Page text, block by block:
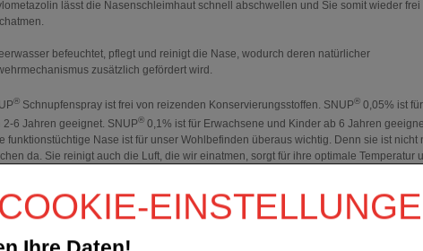
COOKIE-
lässt die Nasenschleimhaut schnell abschwellen und Sie somit wieder frei
befeuchtet, pflegt und reinigt die Nase, wodurch deren natürlicher
zusätzlich gefördert wird.
® Schnupfenspray ist frei von reizenden Konservierungsstoffen. SNUP® 0,05% ist
2-6 Jahren geeignet. SNUP® 0,1% ist für Erwachsene und Kinder ab 6 Jahren
funktionstüchtige Nase ist für unser Wohlbefinden überaus wichtig. Denn sie ist nicht
da. Sie reinigt auch die Luft, die wir einatmen, sorgt für ihre optimale Temperatur
das vielen Belastungen ausgesetzt ist. Nicht nur durch Allergien auslösende Stoffe,
auch durch zu trockene Luft, u. a. durch Klimaanlagen und übermäßiges Heizen.
weit über 200 Schnupfenviren in der Erkältungszeit. Die Folgen eines